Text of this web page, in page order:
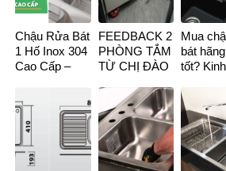
Chậu Rửa Bát
1 Hố Inox 304
Cao Cấp –
Tốt 2026
FEEDBACK 2
PHÒNG TẮM
TỪ CHỊ ĐÀO
Mua
bát
tốt? Kinh
mua
chén